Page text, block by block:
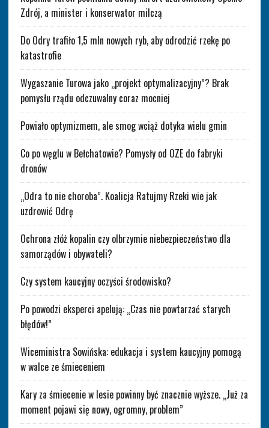
Zdrój, a minister i konserwator milczą
Do Odry trafiło 1,5 mln nowych ryb, aby odrodzić rzekę po
katastrofie
Wygaszanie Turowa jako „projekt optymalizacyjny”? Brak
pomysłu rządu odczuwalny coraz mocniej
Powiało optymizmem, ale smog wciąż dotyka wielu gmin
Co po węglu w Bełchatowie? Pomysły od OZE do fabryki
dronów
„Odra to nie choroba”. Koalicja Ratujmy Rzeki wie jak
uzdrowić Odrę
Ochrona złóż kopalin czy olbrzymie niebezpieczeństwo dla
samorządów i obywateli?
Czy system kaucyjny oczyści środowisko?
Po powodzi eksperci apelują: „Czas nie powtarzać starych
błędów!”
Wiceministra Sowińska: edukacja i system kaucyjny pomogą
w walce ze śmieceniem
Kary za śmiecenie w lesie powinny być znacznie wyższe. „Już za
moment pojawi się nowy, ogromny, problem”